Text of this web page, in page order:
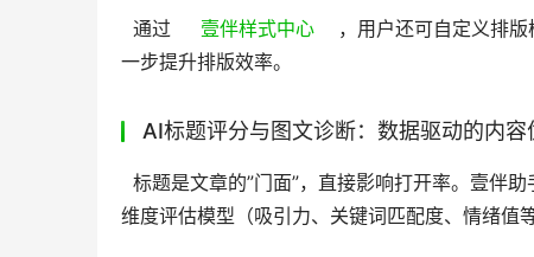
  通过
   壹伴样式中心
，用户还可自定义排
一步提升排版效率。
AI标题评分与图文诊断：数据驱动的内容
维度评估模型（吸引力、关键词匹配度、情绪值